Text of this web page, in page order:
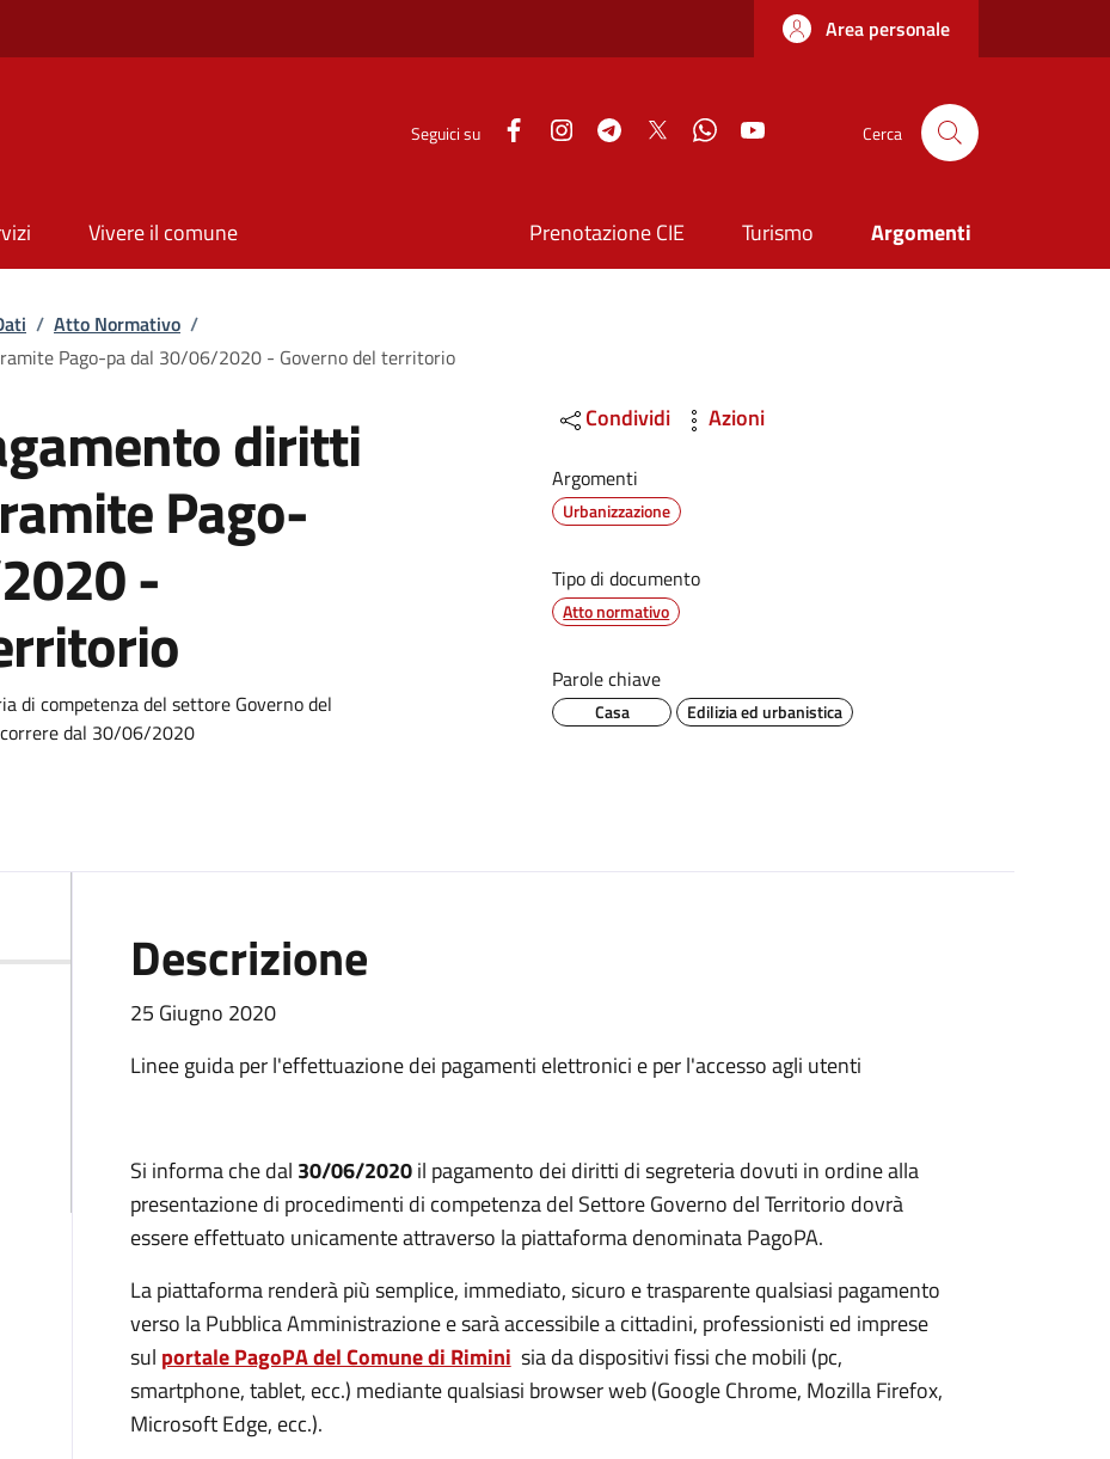
Area personale
Seguici su FacebookInstagramTelegramTwitter WhatsApp Cerca
Vivere il comune Prenotazione CIE Turismo Argomenti
/ Atto Normativo /
Pago-pa dal 30/06/2020 - Governo del territorio
diritti
Pago-
-
di competenza del settore Governo del
dal 30/06/2020
Condividi Azioni
Argomenti
Urbanizzazione
Tipo di documento
Atto normativo
Parole chiave
Casa Edilizia ed urbanistica
Descrizione
25 Giugno 2020
Linee guida per l'effettuazione dei pagamenti elettronici e per l'accesso agli utenti
Si informa che dal 30/06/2020il pagamento dei diritti di segreteria dovuti in ordine alla
presentazione di procedimenti di competenza del Settore Governo del Territorio dovrà
essere effettuato unicamente attraverso la piattaforma denominata PagoPA.
La piattaforma renderà più semplice, immediato, sicuro e trasparente qualsiasi pagamento
verso la Pubblica Amministrazione e sarà accessibile a cittadini, professionisti ed imprese
sul portale PagoPA del Comune di Rimini sia da dispositivi fissi che mobili (pc,
smartphone, tablet, ecc.) mediante qualsiasi browser web (Google Chrome, Mozilla Firefox,
Microsoft Edge, ecc.).